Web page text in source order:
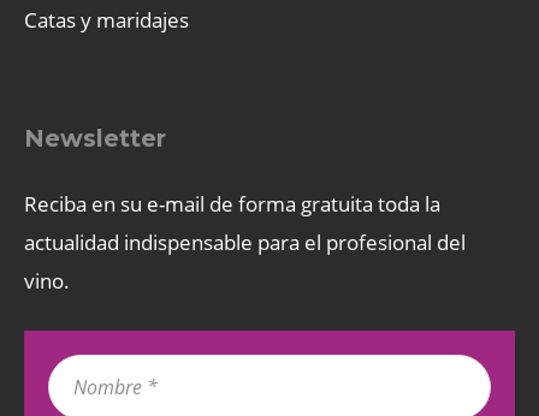
Catas y maridajes
Newsletter
Reciba en su e-mail de forma gratuita toda la
actualidad indispensable para el profesional del
vino.